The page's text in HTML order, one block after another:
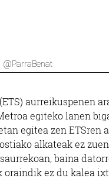
@ParraBenat
aurreikuspenen
egiteko lanen
egitea zen ETSren
alkateak ez
baina
ez du kalea